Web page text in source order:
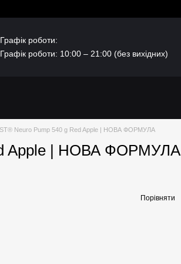
Графік роботи:
Графік роботи: 10:00 – 21:00 (без вихідних)
Neuro Pump 540 g Red Apple | НОВА ФОРМУЛА
Apple | НОВА ФОРМУЛА
Порівняти